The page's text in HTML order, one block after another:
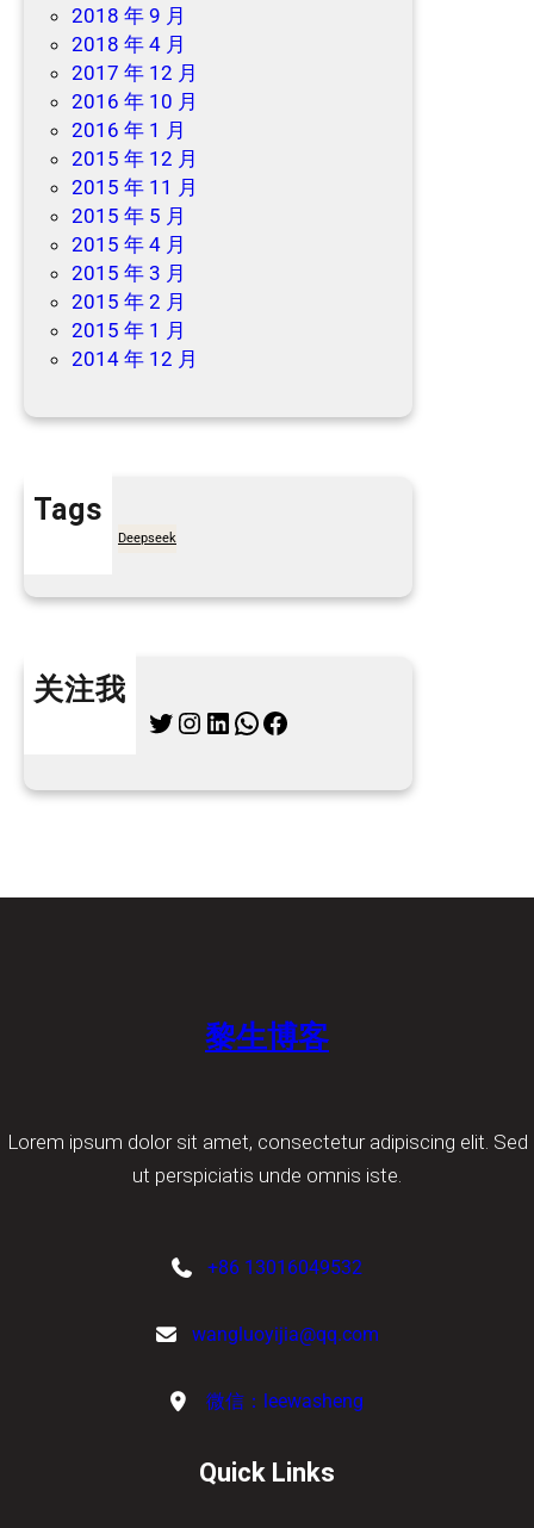
2018 年 9 月
2018 年 4 月
2017 年 12 月
2016 年 10 月
2016 年 1 月
2015 年 12 月
2015 年 11 月
2015 年 5 月
2015 年 4 月
2015 年 3 月
2015 年 2 月
2015 年 1 月
2014 年 12 月
Tags
Deepseek
关注我
Twitter Instagram LinkedIn WhatsApp Facebook
黎生博客
Lorem ipsum dolor sit amet, consectetur adipiscing elit. Sed
ut perspiciatis unde omnis iste.
+86 13016049532
wangluoyijia@qq.com
微信：leewasheng
Quick Links